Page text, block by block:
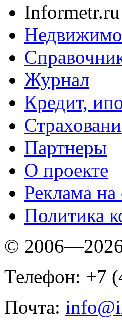
Informetr.ru
Журнал
Кредит,
Партнеры
O проекте
Реклама на
Политика
©
Телефон: +7
Почта: